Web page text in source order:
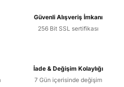
Güvenli Alışveriş İmkanı
256 Bit SSL sertifikası
İade & Değişim Kolaylığı
7 Gün içerisinde değişim